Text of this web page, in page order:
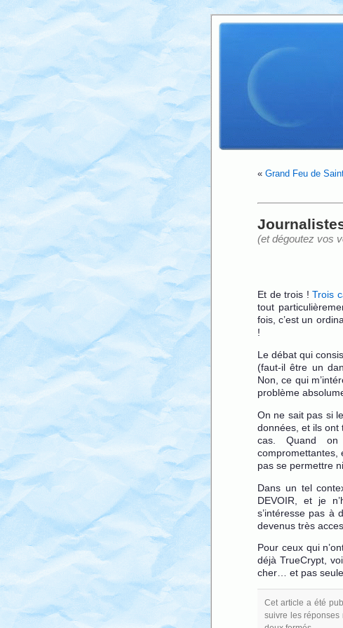
« Grand Feu de
(et dégoutez vos
Et de trois !Trois
tout
fois, c’est un
!
Le débat qui
(faut-il être un
Non, ce qui
problème
On ne sait pas si
données, et ils ont
cas. Quand on
compromettantes,
pas se permettre
Dans un tel
DEVOIR, et je
s’intéresse pas à
devenus très
Pour ceux qui
déjà TrueCrypt,
cher… et pas
Cet article a été
suivre les réponses